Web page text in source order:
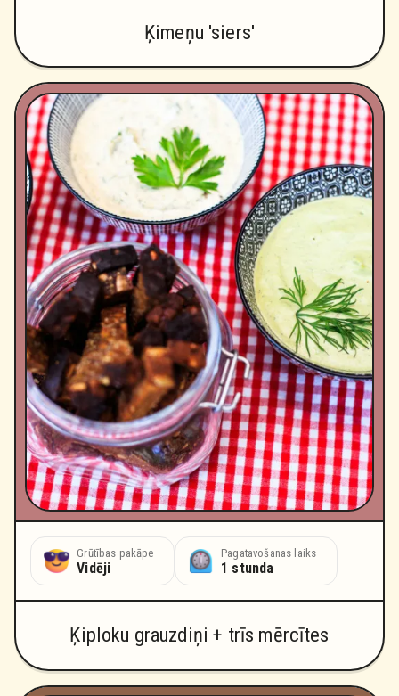
Ķimeņu 'siers'
Grūtības pakāpe
Vidēji
Pagatavošanas laiks
1 stunda
Ķiploku grauzdiņi + trīs mērcītes